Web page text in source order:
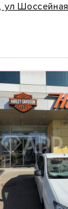
ул Шоссейная